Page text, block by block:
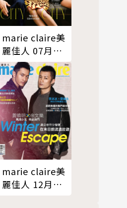
marie claire美
麗佳人 07月
號/2026 第399
期
marie claire美
麗佳人 12月